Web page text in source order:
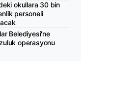
okullara 30 bin
personeli
Belediyesi'ne
operasyonu